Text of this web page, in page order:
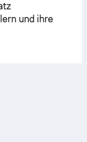
und ihre